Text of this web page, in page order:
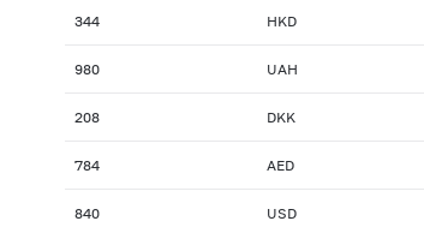
344 HKD
980 UAH
208 DKK
784 AED
840 USD